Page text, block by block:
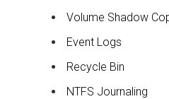
Volume Shadow
Event Logs
Recycle Bin
NTFS Journaling